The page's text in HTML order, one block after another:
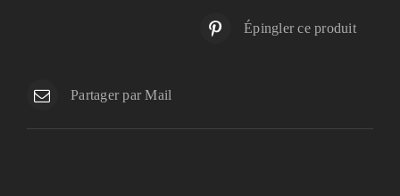
Épingler ce produit
Partager par Mail